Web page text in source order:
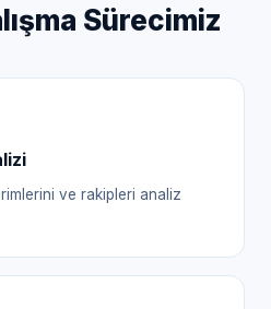
Sürecimiz
ve rakipleri analiz